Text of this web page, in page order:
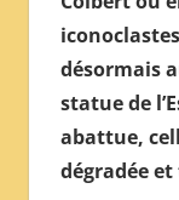
ПРЕССЫ
désormais
statue de
abattue,
dégradée et